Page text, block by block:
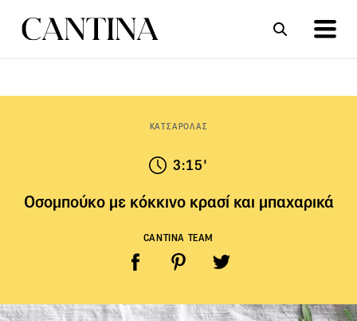
ΚΑΤΣΑΡΟΛΑΣ
3:15'
Οσομπούκο με κόκκινο κρασί και μπαχαρικά
CANTINA TEAM